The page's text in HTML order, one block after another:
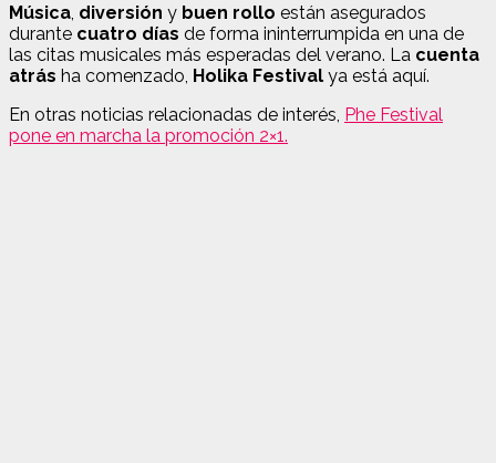
Música, diversión y buen rollo están asegurados
durante cuatro días de forma ininterrumpida en una de
las citas musicales más esperadas del verano. La cuenta
atrás ha comenzado, Holika Festival ya está aquí.
En otras noticias relacionadas de interés, Phe Festival
pone en marcha la promoción 2×1.